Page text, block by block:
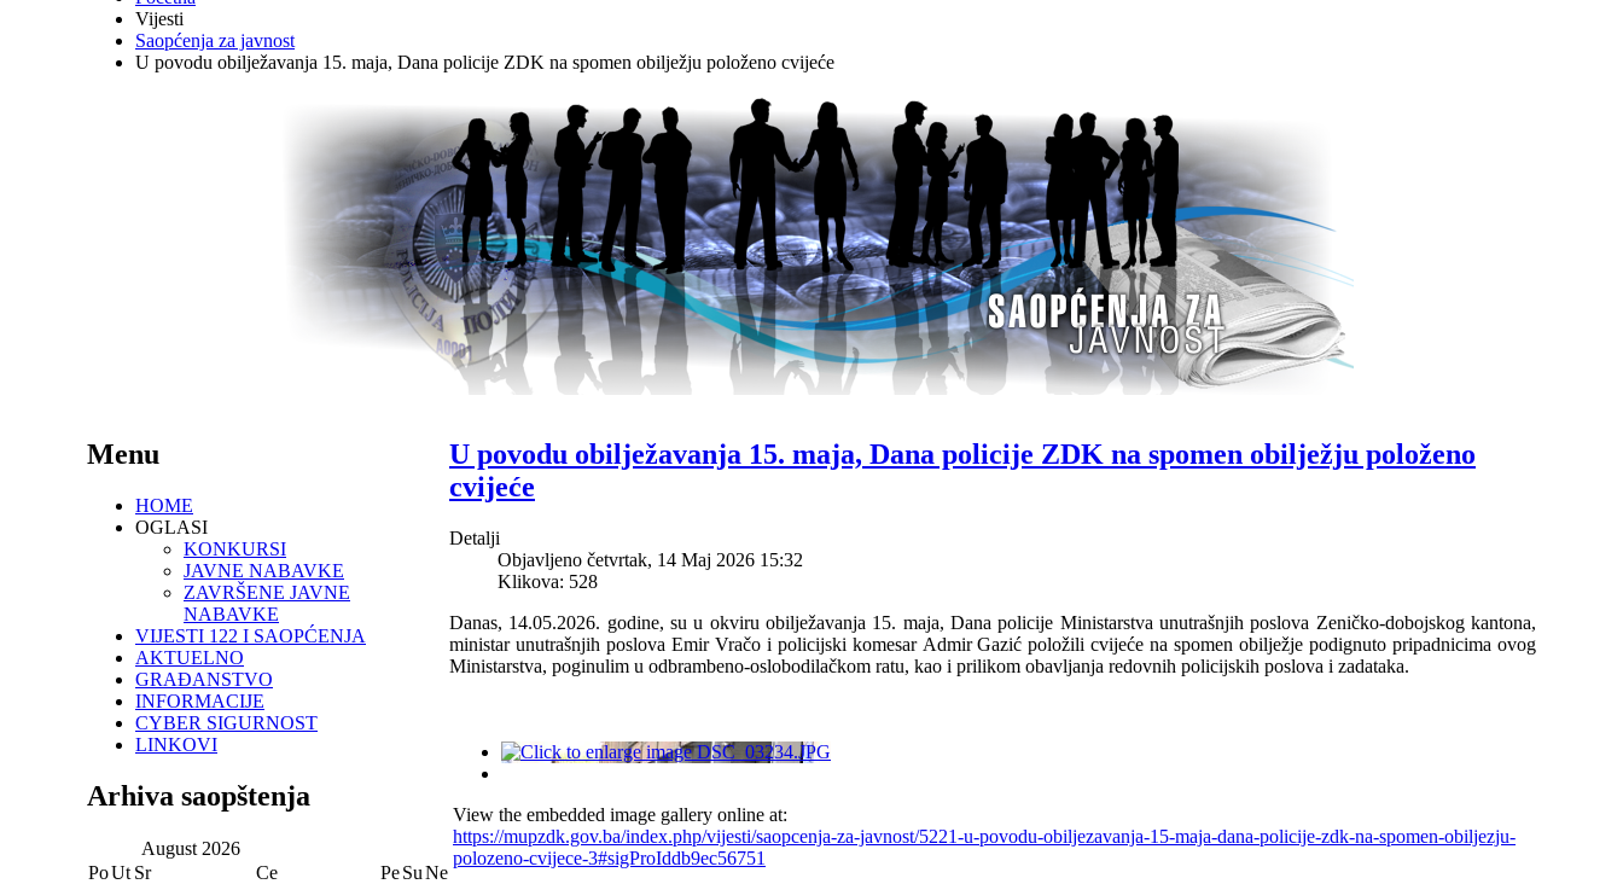
Vijesti
Saopćenja za javnost
U povodu obilježavanja 15. maja, Dana policije ZDK na spomen obilježju položeno cvijeće
U povodu obilježavanja 15. maja, Dana policije ZDK na spomen obilježju položeno
cvijeće
Detalji
Objavljeno četvrtak, 14 Maj 2026 15:32
Klikova: 528
Danas, 14.05.2026. godine, su u okviru obilježavanja 15. maja, Dana policije Ministarstva unutrašnjih poslova Zeničko-dobojskog kantona,
ministar unutrašnjih poslova Emir Vračoi policijski komesar Admir Gazić položili cvijeće na spomen obilježjepodignuto pripadnicima ovog
Ministarstva, poginulim u odbrambeno-oslobodilačkom ratu, kao i prilikom obavljanja redovnih policijskih poslova i zadataka.
View the embedded image gallery online at:
https://mupzdk.gov.ba/index.php/vijesti/saopcenja-za-javnost/5221-u-povodu-obiljezavanja-15-maja-dana-policije-zdk-na-spomen-obiljezju-
polozeno-cvijece-3#sigProIddb9ec56751
Menu
HOME
OGLASI
KONKURSI
JAVNE NABAVKE
ZAVRŠENE JAVNE
NABAVKE
VIJESTI 122 I SAOPĆENJA
AKTUELNO
GRAĐANSTVO
INFORMACIJE
CYBER SIGURNOST
LINKOVI
Arhiva saopštenja
August 2026
PoUt Sr Ce PeSuNe